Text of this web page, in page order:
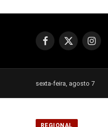
Facebook
X
sexta-feira, agosto 7
REGIONAL